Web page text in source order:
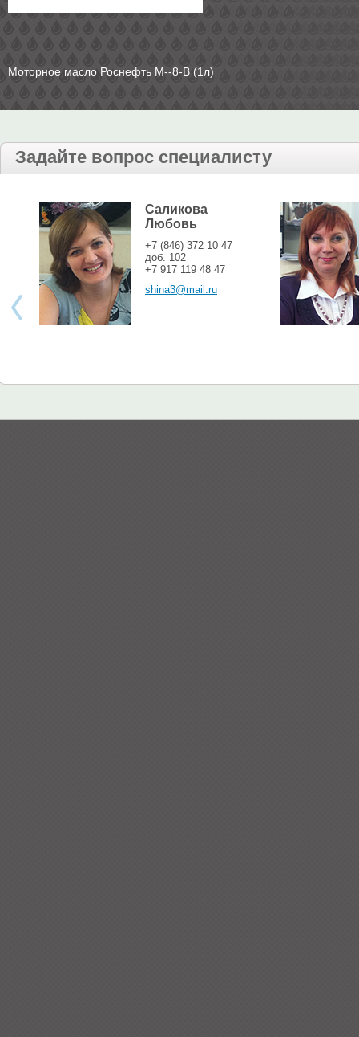
Моторное масло Роснефть М--8-В (1л)
Задайте вопрос специалисту
Саликова
Любовь
+7 (846) 372 10 47
доб. 102
+7 917 119 48 47
shina3@mail.ru